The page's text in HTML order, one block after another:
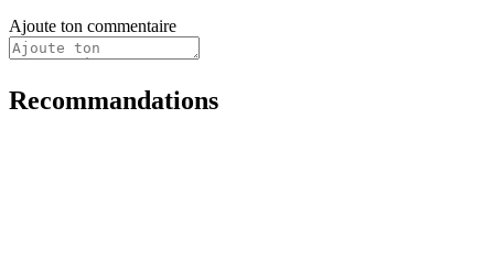
Ajoute ton commentaire
Recommandations